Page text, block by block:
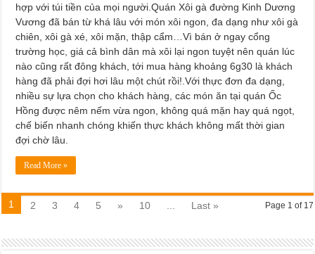
hợp với túi tiền của mọi người.Quán Xôi gà đường Kinh Dương
Vương đã bán từ khá lâu với món xôi ngon, đa dạng như xôi gà
chiên, xôi gà xé, xôi mặn, thập cẩm…Vì bán ở ngay cổng
trường học, giá cả bình dân mà xôi lại ngon tuyệt nên quán lúc
nào cũng rất đông khách, tới mua hàng khoảng 6g30 là khách
hàng đã phải đợi hơi lâu một chút rồi!.Với thực đơn đa dạng,
nhiều sự lựa chọn cho khách hàng, các món ăn tại quán Ốc
Hồng được nêm nếm vừa ngon, không quá mặn hay quá ngọt,
chế biến nhanh chóng khiến thực khách không mất thời gian
đợi chờ lâu.
Read More »
Page 1 of 17
1 2 3 4 5 » 10 ... Last »